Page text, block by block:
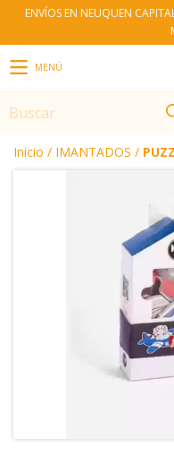
ENVÍOS EN NEUQUEN
MENÚ
Inicio / IMANTADOS /